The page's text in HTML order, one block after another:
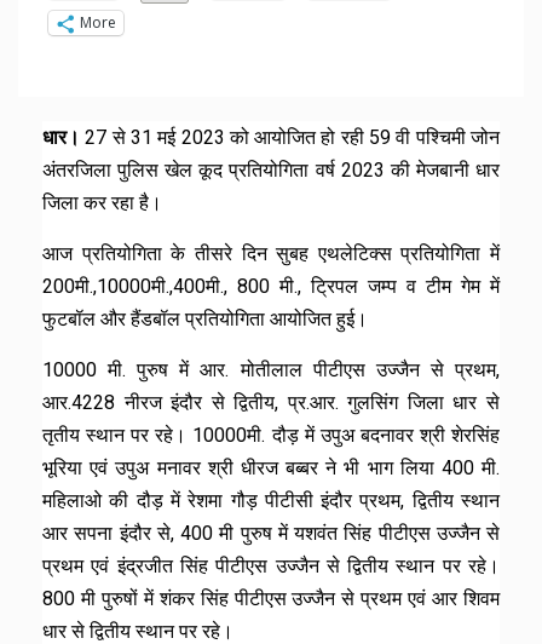
More
धार। 27 से 31 मई 2023 को आयोजित हो रही 59 वी पश्चिमी जोन
अंतरजिला पुलिस खेल कूद प्रतियोगिता वर्ष 2023 की मेजबानी धार
जिला कर रहा है।
आज प्रतियोगिता के तीसरे दिन सुबह एथलेटिक्स प्रतियोगिता में
200मी.,10000मी.,400मी., 800 मी., ट्रिपल जम्प व टीम गेम में
फुटबॉल और हैंडबॉल प्रतियोगिता आयोजित हुई।
10000 मी. पुरुष में आर. मोतीलाल पीटीएस उज्जैन से प्रथम,
आर.4228 नीरज इंदौर से द्वितीय, प्र.आर. गुलसिंग जिला धार से
तृतीय स्थान पर रहे। 10000मी. दौड़ में उपुअ बदनावर श्री शेरसिंह
भूरिया एवं उपुअ मनावर श्री धीरज बब्बर ने भी भाग लिया 400 मी.
महिलाओ की दौड़ में रेशमा गौड़ पीटीसी इंदौर प्रथम, द्वितीय स्थान
आर सपना इंदौर से, 400 मी पुरुष में यशवंत सिंह पीटीएस उज्जैन से
प्रथम एवं इंद्रजीत सिंह पीटीएस उज्जैन से द्वितीय स्थान पर रहे।
800 मी पुरुषों में शंकर सिंह पीटीएस उज्जैन से प्रथम एवं आर शिवम
धार से द्वितीय स्थान पर रहे।